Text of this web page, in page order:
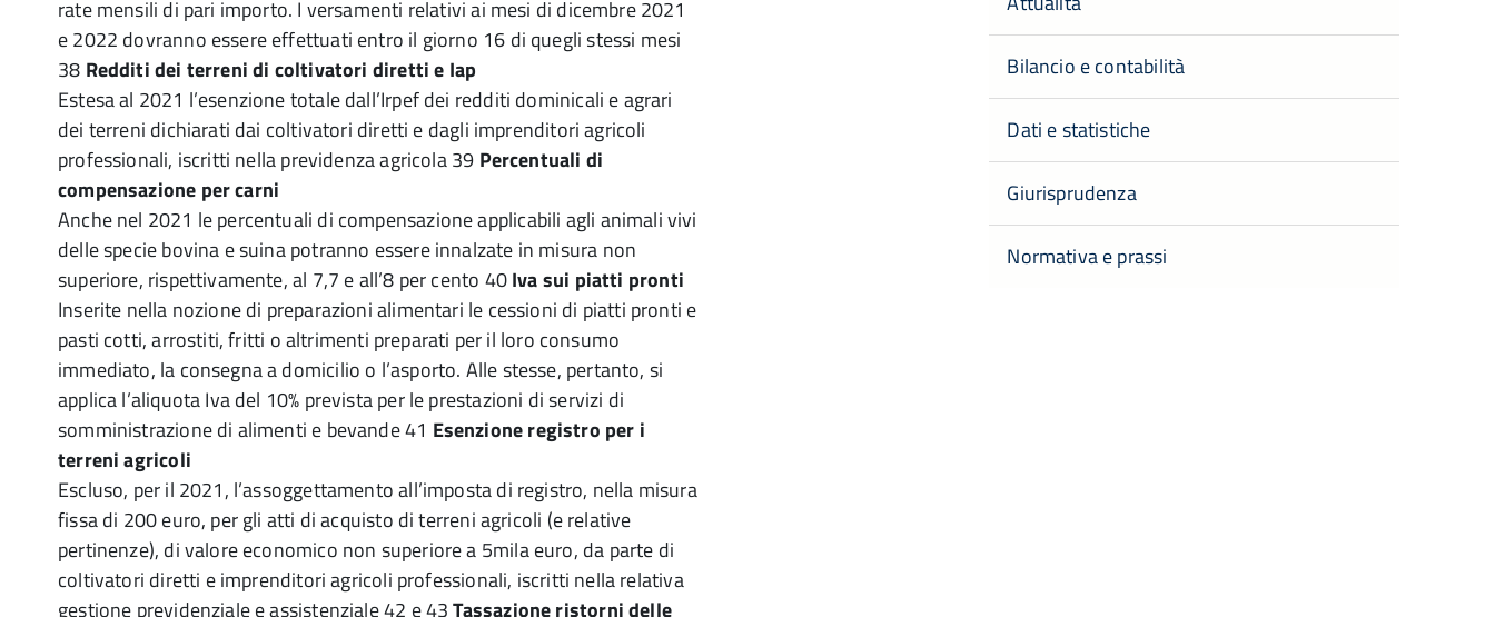
rate mensili di pari importo. I versamenti relativi ai mesi di dicembre 2021
e 2022 dovranno essere effettuati entro il giorno 16 di quegli stessi mesi
38 Redditi dei terreni di coltivatori diretti e Iap
Estesa al 2021 l’esenzione totale dall’Irpef dei redditi dominicali e agrari
dei terreni dichiarati dai coltivatori diretti e dagli imprenditori agricoli
professionali, iscritti nella previdenza agricola 39 Percentuali di
compensazione per carni
Anche nel 2021 le percentuali di compensazione applicabili agli animali vivi
delle specie bovina e suina potranno essere innalzate in misura non
superiore, rispettivamente, al 7,7 e all’8 per cento 40Iva sui piatti pronti
Inserite nella nozione di preparazioni alimentari le cessioni di piatti pronti e
pasti cotti, arrostiti, fritti o altrimenti preparati per il loro consumo
immediato, la consegna a domicilio o l’asporto. Alle stesse, pertanto, si
applica l’aliquota Iva del 10% prevista per le prestazioni di servizi di
somministrazione di alimenti e bevande 41 Esenzione registro per i
terreni agricoli
Escluso, per il 2021, l’assoggettamento all’imposta di registro, nella misura
fissa di 200 euro, per gli atti di acquisto di terreni agricoli (e relative
pertinenze), di valore economico non superiore a 5mila euro, da parte di
coltivatori diretti e imprenditori agricoli professionali, iscritti nella relativa
gestione previdenziale e assistenziale 42 e 43Tassazione ristorni delle
Bilancio e contabilità
Dati e statistiche
Giurisprudenza
Normativa e prassi